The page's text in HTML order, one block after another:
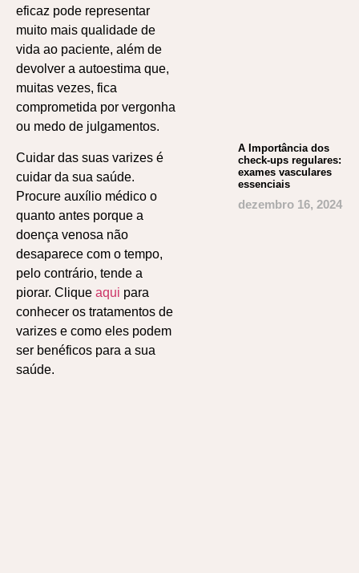
eficaz pode representar
muito mais qualidade de
vida ao paciente, além de
devolver a autoestima que,
muitas vezes, fica
comprometida por vergonha
ou medo de julgamentos.
Cuidar das suas varizes é
cuidar da sua saúde.
Procure auxílio médico o
quanto antes porque a
doença venosa não
desaparece com o tempo,
pelo contrário, tende a
piorar. Clique aqui para
conhecer os tratamentos de
varizes e como eles podem
ser benéficos para a sua
saúde.
A Importância dos
check-ups regulares:
exames vasculares
essenciais
dezembro 16, 2024